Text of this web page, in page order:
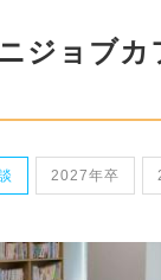
ジョブカ
2027年卒